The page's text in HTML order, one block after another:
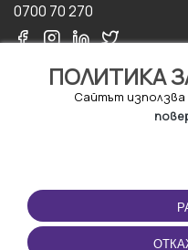
ПОЛИТИКА
Сайтът използва
0700 70 270
ПОЛЗВАНЕ
Правила и условия за
ползване